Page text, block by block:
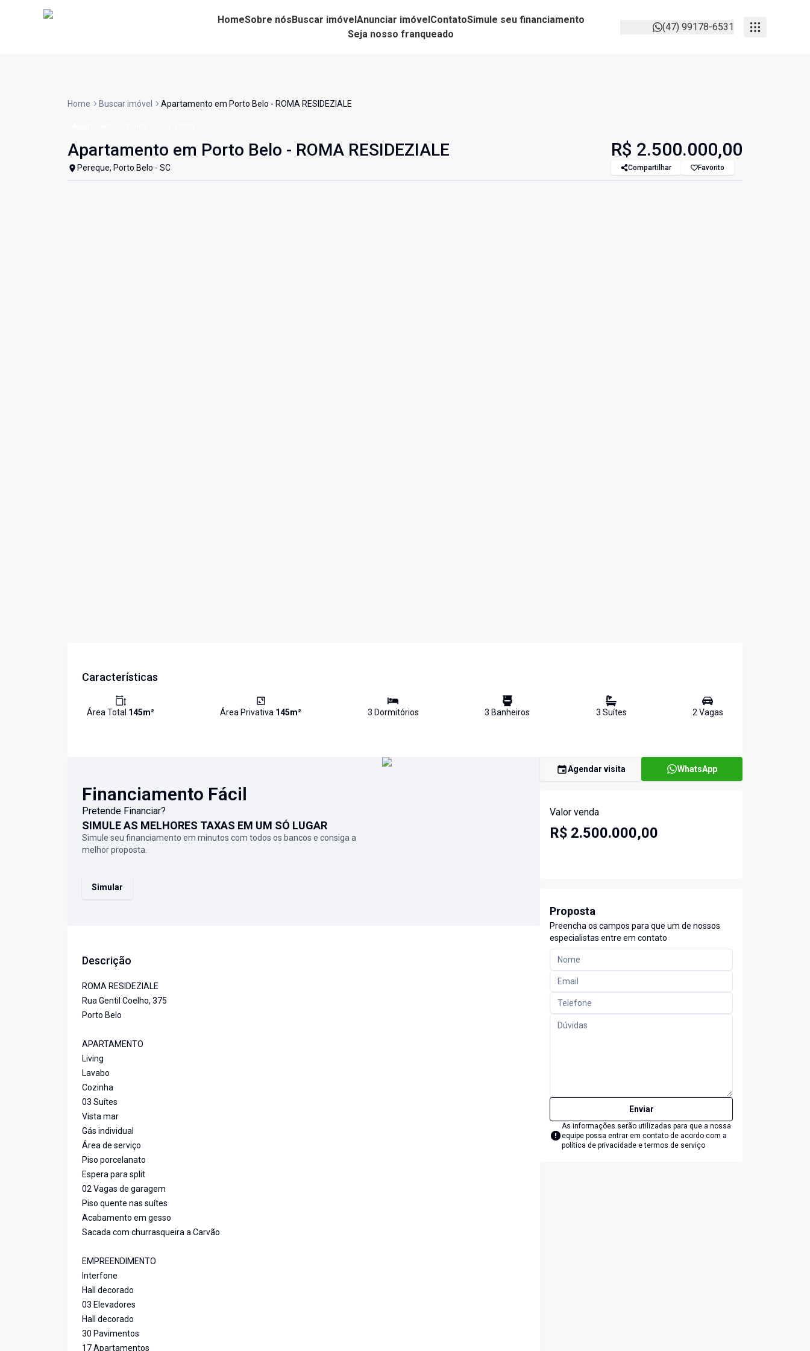
HomeSobre nósBuscar imóvelAnunciar imóvelContatoSimule seu financiamento
Seja nosso franqueado
(47) 99178-6531
Home Buscar imóvel Apartamento em Porto Belo - ROMA RESIDEZIALE
Apartamento em Porto Belo - ROMA RESIDEZIALE
Pereque, Porto Belo - SC
R$ 2.500.000,00
Compartilhar Favorito
Características
Área Total 145m² Área Privativa 145m² 3 Dormitórios 3 Banheiros 3 Suítes 2Vagas
Financiamento Fácil
Pretende Financiar?
SIMULE AS MELHORES TAXAS EM UM SÓ LUGAR
Simule seu financiamento em minutos com todos os bancos e consiga a
melhor proposta.
Simular
Descrição
ROMA RESIDEZIALE
Rua Gentil Coelho, 375
Porto Belo
APARTAMENTO
Living
Lavabo
Cozinha
03 Suítes
Vista mar
Gás individual
Área de serviço
Piso porcelanato
Espera para split
02 Vagas de garagem
Piso quente nas suítes
Acabamento em gesso
Sacada com churrasqueira a Carvão
EMPREENDIMENTO
Interfone
Hall decorado
03 Elevadores
Hall decorado
30 Pavimentos
17 Apartamentos
Agendar visita WhatsApp
Valor venda
R$ 2.500.000,00
Proposta
Preencha os campos para que um de nossos
especialistas entre em contato
Enviar
As informações serão utilizadas para que a nossa
equipe possa entrar em contato de acordo com a
política de privacidade e termos de serviço